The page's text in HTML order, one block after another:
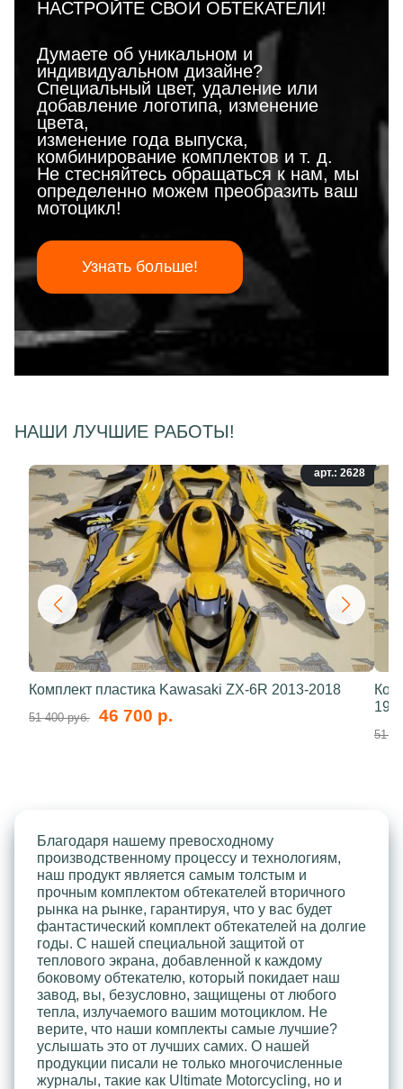
НАСТРОЙТЕ СВОИ ОБТЕКАТЕЛИ!
Думаете об уникальном и
индивидуальном дизайне?
Специальный цвет, удаление или
добавление логотипа, изменение
цвета,
изменение года выпуска,
комбинирование комплектов и т. д.
Не стесняйтесь обращаться к нам, мы
определенно можем преобразить ваш
мотоцикл!
Узнать больше!
НАШИ ЛУЧШИЕ РАБОТЫ!
арт.: 2628
Комплект пластика Kawasaki ZX-6R 2013-2018
51 400 руб. 46 700 р.
51
Благодаря нашему превосходному
производственному процессу и технологиям,
наш продукт является самым толстым и
прочным комплектом обтекателей вторичного
рынка на рынке, гарантируя, что у вас будет
фантастический комплект обтекателей на долгие
годы. С нашей специальной защитой от
теплового экрана, добавленной к каждому
боковому обтекателю, который покидает наш
завод, вы, безусловно, защищены от любого
тепла, излучаемого вашим мотоциклом. Не
верите, что наши комплекты самые лучшие?
услышать это от лучших самих. О нашей
продукции писали не только многочисленные
журналы, такие как Ultimate Motorcycling, но и